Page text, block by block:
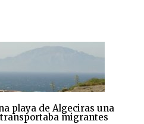
playa de Algeciras una
migrantes